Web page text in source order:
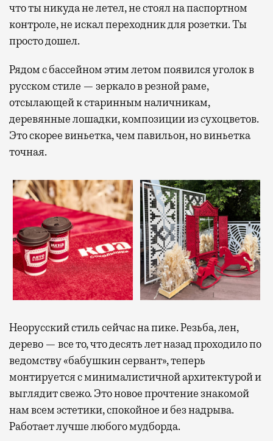
что ты никуда не летел, не стоял на паспортном
контроле, не искал переходник для розетки. Ты
просто дошел.
Рядом с бассейном этим летом появился уголок в
русском стиле — зеркало в резной раме,
отсылающей к старинным наличникам,
деревянные лошадки, композиции из сухоцветов.
Это скорее виньетка, чем павильон, но виньетка
точная.
Неорусский стиль сейчас на пике. Резьба, лен,
дерево — все то, что десять лет назад проходило по
ведомству «бабушкин сервант», теперь
монтируется с минималистичной архитектурой и
выглядит свежо. Это новое прочтение знакомой
нам всем эстетики, спокойное и без надрыва.
Работает лучше любого мудборда.